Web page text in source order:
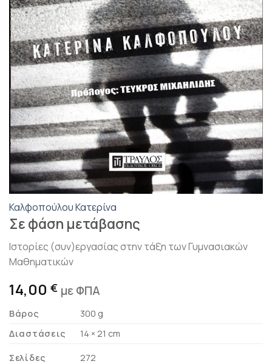
Καλφοπούλου Κατερίνα
Σε φάση μετάβασης
Ιστορίες (συν)εργασίας στην τάξη των Γυμνασιακών
Μαθηματικών
14,00 € με ΦΠΑ
Βάρος
300 g
Διαστάσεις
14 × 21 cm
Σελίδες 272